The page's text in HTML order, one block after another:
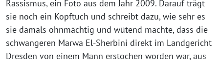
Rassismus, ein Foto aus dem Jahr 2009. Darauf trägt
sie noch ein Kopftuch und schreibt dazu, wie sehr es
sie damals ohnmächtig und wütend machte, dass die
schwangeren Marwa El-Sherbini direkt im Landgericht
Dresden von einem Mann erstochen worden war, aus